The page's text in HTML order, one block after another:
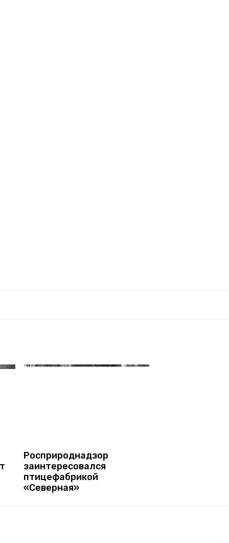
Росприроднадзор
заинтересовался
птицефабрикой
«Северная»